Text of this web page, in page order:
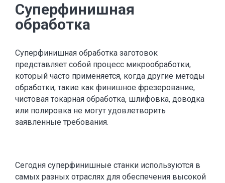
Cуперфинишная
обработка
Cуперфинишная обработка заготовок
представляет собой процесс микрообработки,
который часто применяется, когда другие методы
обработки, такие как финишное фрезерование,
чистовая токарная обработка, шлифовка, доводка
или полировка не могут удовлетворить
заявленные требования.
Сегодня суперфинишные станки используются в
самых разных отраслях для обеспечения высокой